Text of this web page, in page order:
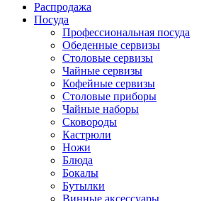
Распродажа
Посуда
Профессиональная посуда
Обеденные сервизы
Столовые сервизы
Чайные сервизы
Кофейные сервизы
Столовые приборы
Чайные наборы
Сковороды
Кастрюли
Ножи
Блюда
Бокалы
Бутылки
Винные аксессуары